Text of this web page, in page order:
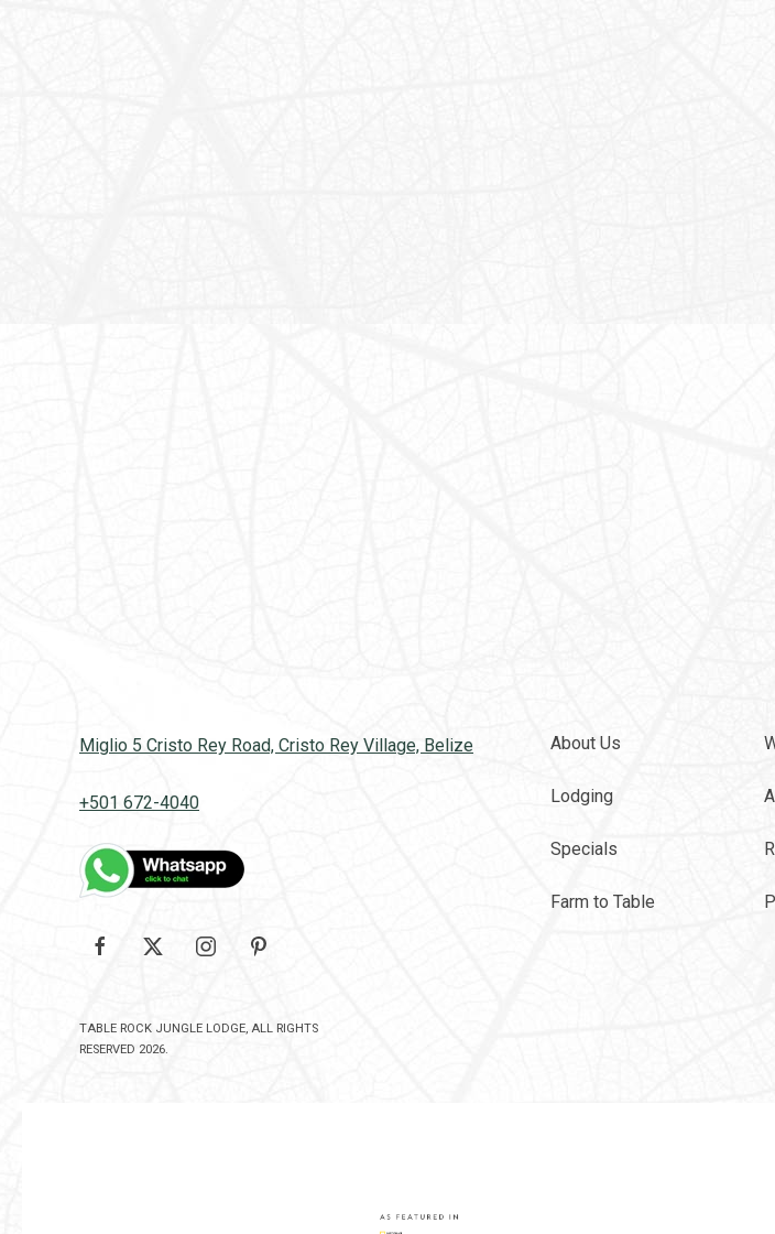
Miglio 5 Cristo Rey Road, Cristo Rey Village, Belize
+501 672-4040
facebooktwitter instagrampinterest
TABLE ROCK JUNGLE LODGE, ALL RIGHTS
RESERVED 2026.
About Us
Lodging
Specials
Farm to Table